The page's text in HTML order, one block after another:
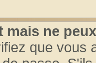
mais ne
que vous